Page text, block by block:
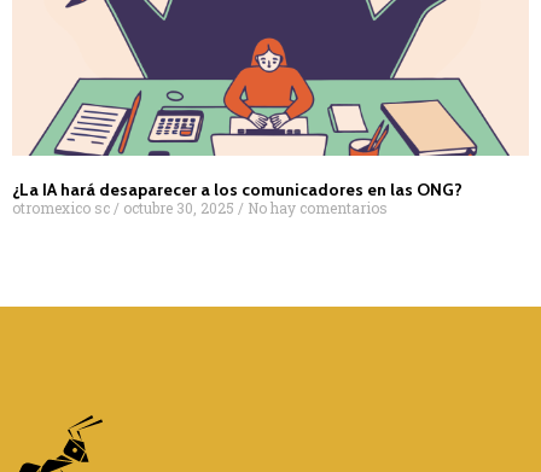
¿La IA hará desaparecer a los comunicadores en las ONG?
otromexico sc octubre 30, 2025 No hay comentarios